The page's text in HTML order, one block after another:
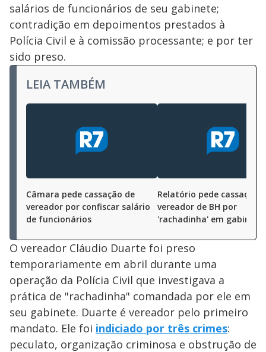
salários de funcionários de seu gabinete;
contradição em depoimentos prestados à
Polícia Civil e à comissão processante; e por ter
sido preso.
LEIA TAMBÉM
Câmara pede cassação de
vereador por confiscar salário
de funcionários
Relatório pede cassação
vereador de BH por
'rachadinha' em gabinete
O vereador Cláudio Duarte foi preso
temporariamente em abril durante uma
operação da Polícia Civil que investigava a
prática de "rachadinha" comandada por ele em
seu gabinete. Duarte é vereador pelo primeiro
mandato. Ele foi indiciado por três crimes:
peculato, organização criminosa e obstrução de